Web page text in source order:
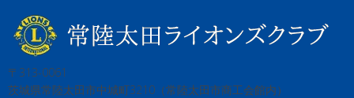
〒313-0061
茨城県常陸太田市中城町3210（常陸太田市商工会館内）